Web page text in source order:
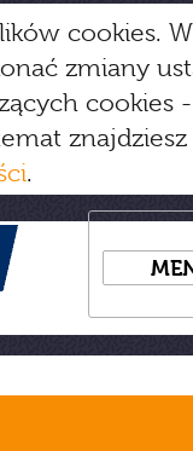
cookies.
zmiany
cookies
.